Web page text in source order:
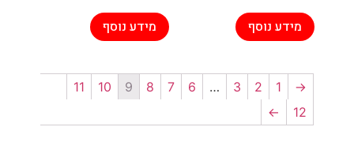
מידע נוסף מידע נוסף
←
1
2
3
…
6
7
8
9
10
11
12
→